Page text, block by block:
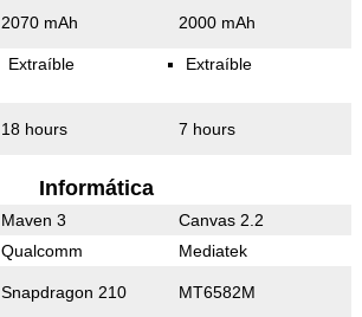
2070 mAh 2000 mAh
Extraíble Extraíble
18 hours 7 hours
Informática
Maven 3 Canvas 2.2
Qualcomm Mediatek
Snapdragon 210 MT6582M